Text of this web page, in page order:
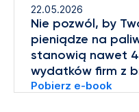
22.05.2026
Nie pozwól, by
pieniądze na
stanowią nawet
wydatków firm z
Pobierz e-book